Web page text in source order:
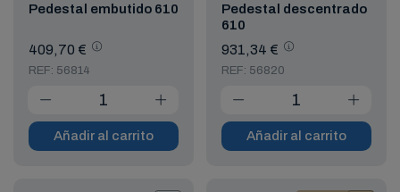
Pedestal embutido 610
409,70 €
REF: 56814
Añadir al carrito
Pedestal descentrado
610
931,34 €
REF: 56820
Añadir al carrito